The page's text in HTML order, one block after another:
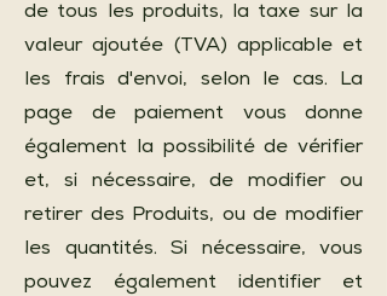
de tous les produits, la taxe sur la
valeur ajoutée (TVA) applicable et
les frais d'envoi, selon le cas. La
page de paiement vous donne
également la possibilité de vérifier
et, si nécessaire, de modifier ou
retirer des Produits, ou de modifier
les quantités. Si nécessaire, vous
pouvez également identifier et